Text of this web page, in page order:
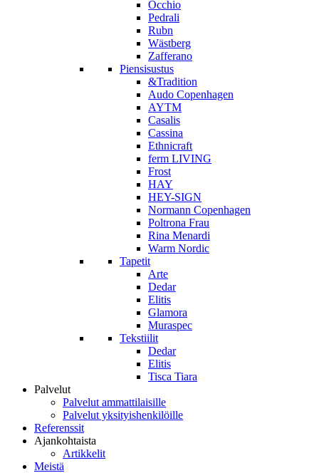
Occhio
Pedrali
Rubn
Wästberg
Zafferano
Piensisustus
&Tradition
Audo Copenhagen
AYTM
Casalis
Cassina
Ethnicraft
ferm LIVING
Frost
HAY
HEY-SIGN
Normann Copenhagen
Poltrona Frau
Rina Menardi
Warm Nordic
Tapetit
Arte
Dedar
Elitis
Glamora
Muraspec
Tekstiilit
Dedar
Elitis
Tisca Tiara
Palvelut
Palvelut ammattilaisille
Palvelut yksityishenkilöille
Referenssit
Ajankohtaista
Artikkelit
Meistä